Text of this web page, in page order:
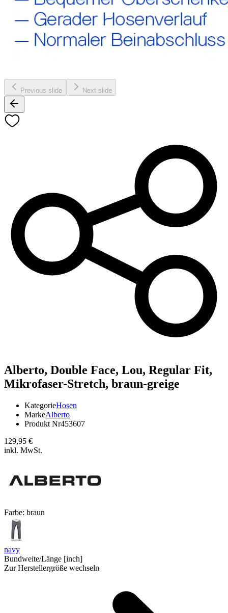
Previous slide Next slide
Alberto, Double Face, Lou, Regular Fit,
Mikrofaser-Stretch, braun-greige
KategorieHosen
MarkeAlberto
Produkt Nr453607
129,95 €
inkl. MwSt.
Farbe: braun
navy
Bundweite/Länge [inch]
Zur Herstellergröße wechseln